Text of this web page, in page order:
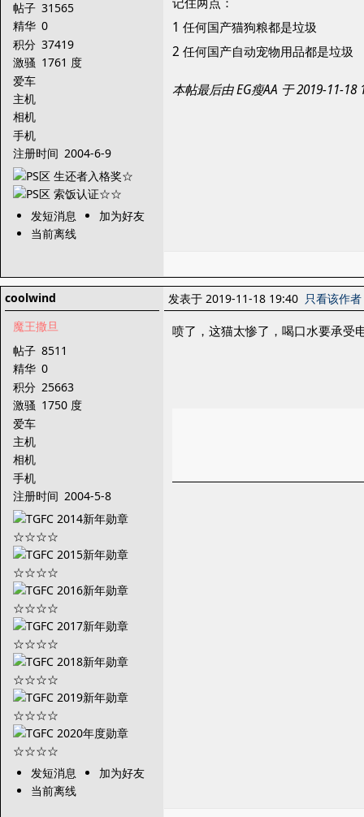
帖子 31565
精华 0
积分 37419
激骚 1761 度
爱车
主机
相机
手机
注册时间 2004-6-9
发短消息
加为好友
当前离线
1 任何国产猫狗粮都是垃圾
2 任何国产自动宠物用品都是垃圾
本帖最后由 EG瘦AA 于 2019-11-
coolwind
魔王撒旦
帖子 8511
精华 0
积分 25663
激骚 1750 度
爱车
主机
相机
手机
注册时间 2004-5-8
发短消息
加为好友
当前离线
发表于 2019-11-18 19:40 只看该作者
喷了，这猫太惨了，喝口水要承受